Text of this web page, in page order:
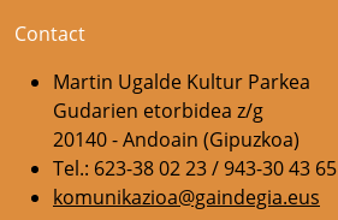
Contact
Martin Ugalde Kultur Parkea
Gudarien etorbidea z/g
20140 - Andoain (Gipuzkoa)
Tel.: 623-38 02 23 / 943-30 43 65
komunikazioa@gaindegia.eus